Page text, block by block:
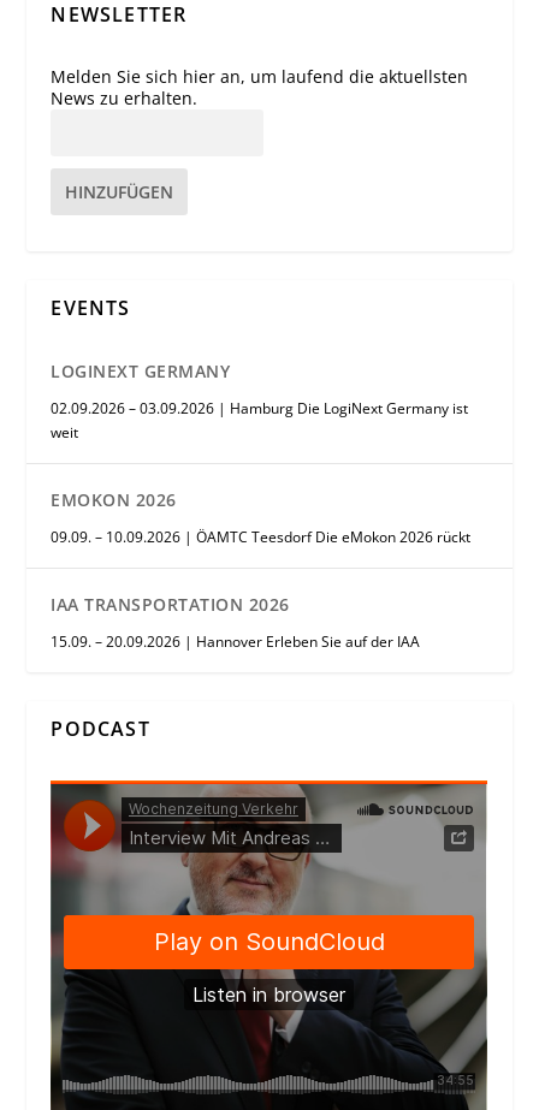
NEWSLETTER
Melden Sie sich hier an, um laufend die aktuellsten
News zu erhalten.
HINZUFÜGEN
EVENTS
LOGINEXT GERMANY
02.09.2026 – 03.09.2026 | Hamburg Die LogiNext Germany ist
weit
EMOKON 2026
09.09. – 10.09.2026 | ÖAMTC Teesdorf Die eMokon 2026 rückt
IAA TRANSPORTATION 2026
15.09. – 20.09.2026 | Hannover Erleben Sie auf der IAA
PODCAST